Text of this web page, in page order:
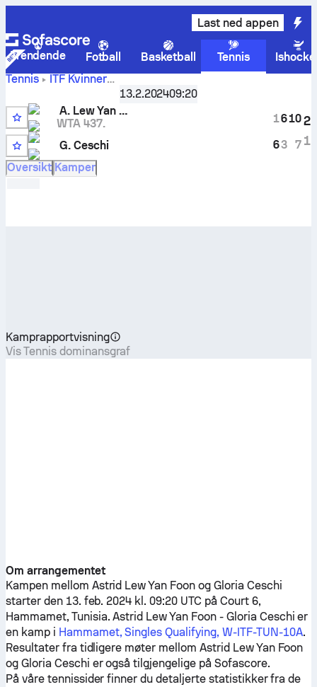
Last ned appen
Trendende Fotball Basketball Tennis
Tennis
ITF Kvinner
Hammamet, Singles Qualifying, W-ITF-TUN-10A
Lew Yan Foon -Gloria Ceschi
oppgjør
13.2.202409:20
5
A. Lew Yan Foon
WTA 437.
14
G. Ceschi
1
6
6
3
10
7
2
1
Oversikt Kamper
Kamprapportvisning
Vis Tennis dominansgraf
Om arrangementet
Kampen mellom Astrid Lew Yan Foon og Gloria Ceschi
starter den 13. feb. 2024 kl. 09:20 UTC på Court 6,
Hammamet, Tunisia.Astrid Lew Yan Foon- Gloria Ceschi er
en kamp i Hammamet, Singles Qualifying, W-ITF-TUN-10A.
Resultater fra tidligere møter mellom Astrid Lew Yan Foon
og Gloria Ceschi er også tilgjengelige på Sofascore.
På våre tennissider finner du detaljerte statistikker fra de